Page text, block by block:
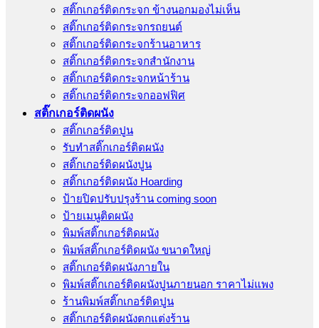
สติ๊กเกอร์ติดกระจก ข้างนอกมองไม่เห็น
สติ๊กเกอร์ติดกระจกรถยนต์
สติ๊กเกอร์ติดกระจกร้านอาหาร
สติ๊กเกอร์ติดกระจกสำนักงาน
สติ๊กเกอร์ติดกระจกหน้าร้าน
สติ๊กเกอร์ติดกระจกออฟฟิศ
สติ๊กเกอร์ติดผนัง
สติ๊กเกอร์ติดปูน
รับทำสติ๊กเกอร์ติดผนัง
สติ๊กเกอร์ติดผนังปูน
สติ๊กเกอร์ติดผนัง Hoarding
ป้ายปิดปรับปรุงร้าน coming soon
ป้ายเมนูติดผนัง
พิมพ์สติ๊กเกอร์ติดผนัง
พิมพ์สติ๊กเกอร์ติดผนัง ขนาดใหญ่
สติ๊กเกอร์ติดผนังภายใน
พิมพ์สติ๊กเกอร์ติดผนังปูนภายนอก ราคาไม่แพง
ร้านพิมพ์สติ๊กเกอร์ติดปูน
สติ๊กเกอร์ติดผนังตกแต่งร้าน